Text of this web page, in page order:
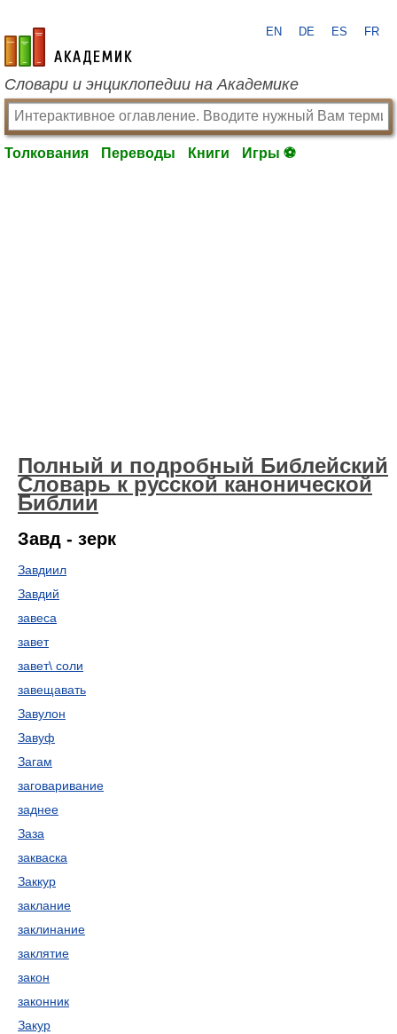
academic.ru
EN DE ES FR
Словари и энциклопедии на Академике
Толкования Переводы Книги Игры ⚽
Полный и подробный Библейский
Словарь к русской канонической
Библии
Завд - зерк
Завдиил
Завдий
завеса
завет
завет\ соли
завещавать
Завулон
Завуф
Загам
заговаривание
заднее
Заза
закваска
Заккур
заклание
заклинание
заклятие
закон
законник
Закур